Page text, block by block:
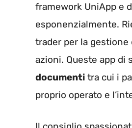
framework UniApp e
esponenzialmente.
trader per la
azioni. Queste app di
documenti tra cui i
proprio operato e